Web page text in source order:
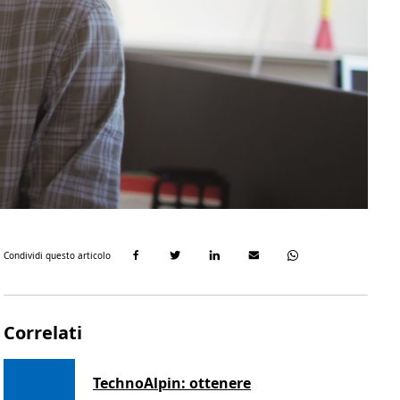
Condividi questo articolo
Correlati
TechnoAlpin: ottenere